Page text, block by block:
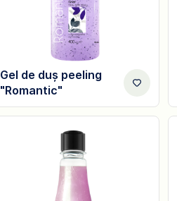
Gel de duș peeling
"Romantic"